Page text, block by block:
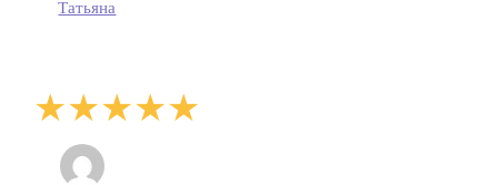
Татьяна